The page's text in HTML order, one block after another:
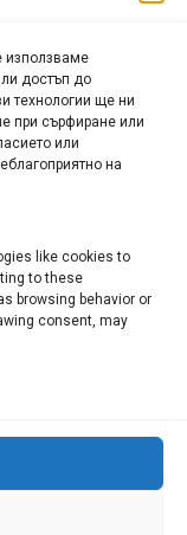
използваме
достъп до
технологии ще ни
при сърфиране или
или
на
like cookies to
to these
browsing behavior or
consent, may
изкуство
БИЗНЕС